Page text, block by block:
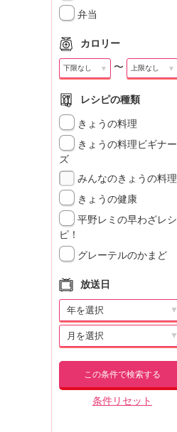
弁当
カロリー
▼ 〜 ▼
レシピの種類
きょうの料理
きょうの料理ビギナー
ズ
みんなのきょうの料理
きょうの健康
平野レミの早わざレシ
ピ！
グレーテルのかまど
放送日
▼
▼
この条件で検索する
条件リセット